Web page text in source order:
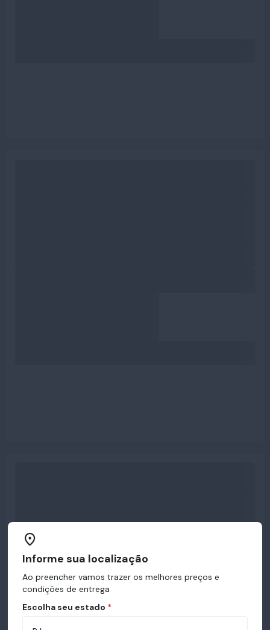
Informe sua localização
Ao preencher vamos trazer os melhores preços e
condições de entrega
Escolha seu estado *